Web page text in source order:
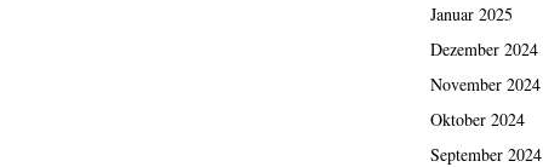
Januar 2025
Dezember 2024
November 2024
Oktober 2024
September 2024